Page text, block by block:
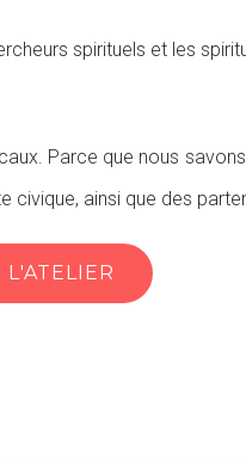
spirituels et les
Parce que nous
civique, ainsi que des
L'ATELIER